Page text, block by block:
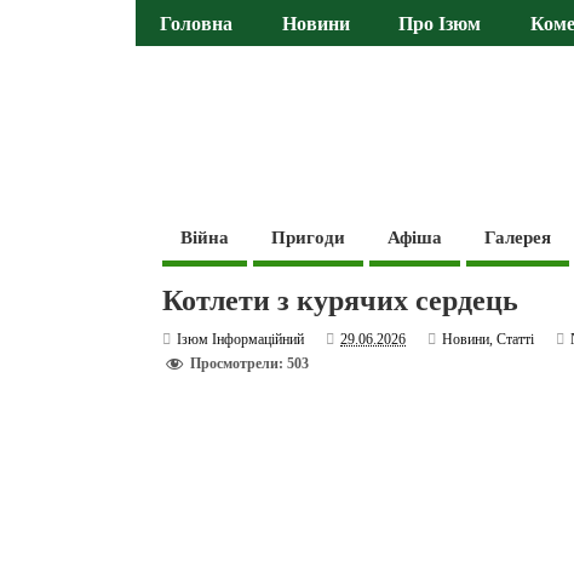
Головна Новини Про Ізюм
Війна Пригоди Афіша Галерея
Котлети з курячих сердець
Ізюм Інформаційний 29.06.2026 Новини,Статті
Просмотрели: 503